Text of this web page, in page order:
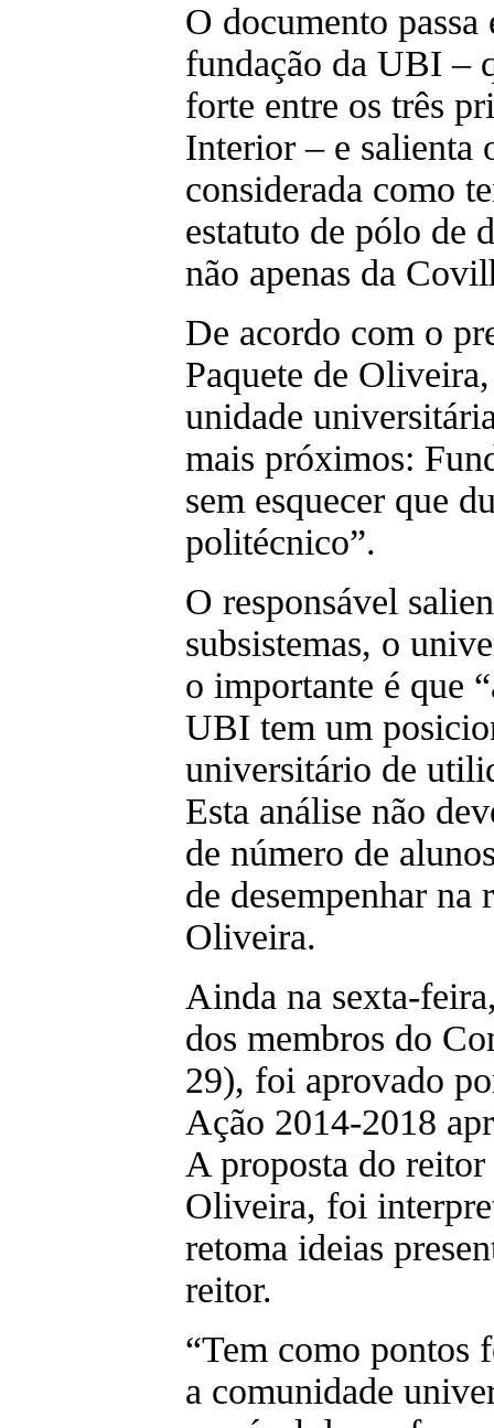
O documento
fundação da UBI –
forte entre os três
Interior – e salienta
considerada como
estatuto de pólo de
não apenas da
De acordo com o
Paquete de
unidade
mais próximos:
sem esquecer que
politécnico”.
O responsável
subsistemas, o
o importante é que
UBI tem um
universitário de
Esta análise não
de número de
de desempenhar na
Oliveira.
Ainda na sexta-
dos membros do
29), foi aprovado
Ação 2014-2018
A proposta do
Oliveira, foi
retoma ideias
reitor.
“Tem como pontos
a comunidade